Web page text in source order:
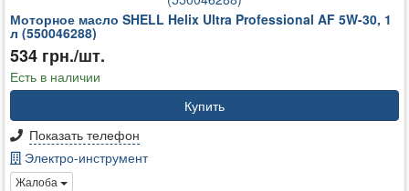
Моторное масло SHELL Helix Ultra Professional AF 5W-30, 1
л (550046288)
534 грн./шт.
Есть в наличии
Купить
Показать телефон
Электро-инструмент
Жалоба